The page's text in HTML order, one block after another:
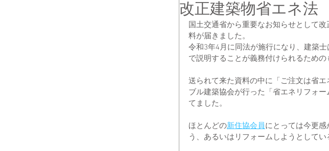
改正建築物省エネ法
国土交通省から重要なお知らせとして
料が届きました。
令和3年4月に同法が施行になり、建築
で説明することが義務付けられるための
送られて来た資料の中に「ご注文は省
ブル建築協会が行った「省エネリフォ
てました。
ほとんどの新住協会員にとっては今更
う、あるいはリフォームしようとしてい